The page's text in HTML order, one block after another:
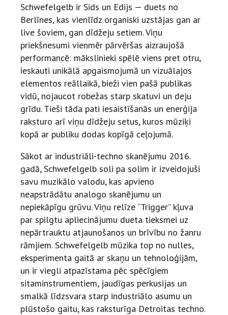
Schwefelgelb ir Sids un Edijs — duets no
Berlīnes, kas vienlīdz organiski uzstājas gan ar
live šoviem, gan dīdžeju setiem. Viņu
priekšnesumi vienmēr pārvēršas aizraujošā
performancē: mākslinieki spēlē viens pret otru,
ieskauti unikālā apgaismojumā un vizuālajos
elementos reāllaikā, bieži vien pašā publikas
vidū, nojaucot robežas starp skatuvi un deju
grīdu. Tieši tāda pati iesaistīšanās un enerģija
raksturo arī viņu dīdžeju setus, kuros mūziķi
kopā ar publiku dodas kopīgā ceļojumā.
Sākot ar industriāli-techno skanējumu 2016.
gadā, Schwefelgelb soli pa solim ir izveidojuši
savu muzikālo valodu, kas apvieno
neapstrādātu analogo skanējumu un
nepiekāpīgu grūvu. Viņu relīze “Trigger” kļuva
par spilgtu apliecinājumu dueta tieksmei uz
nepārtrauktu atjaunošanos un brīvību no žanru
rāmjiem. Schwefelgelb mūzika top no nulles,
eksperimenta gaitā ar skaņu un tehnoloģijām,
un ir viegli atpazīstama pēc spēcīgiem
sitaminstrumentiem, jaudīgas perkusijas un
smalkā līdzsvara starp industriālo asumu un
plūstošo gaitu, kas raksturīga Detroitas techno.